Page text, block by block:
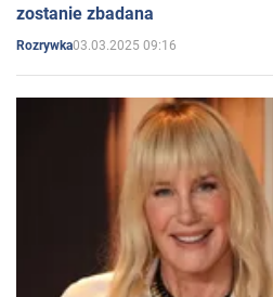
zostanie zbadana
Rozrywka03.03.2025 09:16